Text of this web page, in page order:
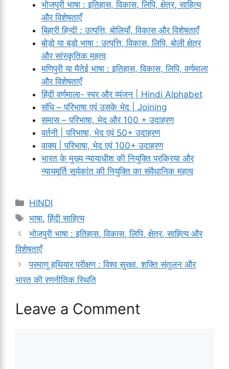
भोजपुरी भाषा : इतिहास, विकास, लिपि, क्षेत्र, साहित्य
और विशेषताएँ
बिहारी हिन्दी : उत्पत्ति, बोलियाँ, विकास और विशेषताएँ
बोड़ो या बड़ो भाषा : उत्पत्ति, विकास, लिपि, बोली क्षेत्र
और सांस्कृतिक महत्व
मणिपुरी या मैतेई भाषा : इतिहास, विकास, लिपि, वर्णमाला
और विशेषताएँ
हिंदी वर्णमाला- स्वर और व्यंजन | Hindi Alphabet
संधि – परिभाषा एवं उसके भेद | Joining
समास – परिभाषा, भेद और 100 + उदाहरण
वर्तनी | परिभाषा, भेद एवं 50+ उदाहरण
वाक्य | परिभाषा, भेद एवं 100+ उदाहरण
भारत के मुख्य न्यायाधीश की नियुक्ति प्रक्रिया और
न्यायमूर्ति सूर्यकांत की नियुक्ति का संवैधानिक महत्व
Categories
HINDI
Tags
भाषा,हिंदी साहित्य
भोजपुरी भाषा : इतिहास, विकास, लिपि, क्षेत्र, साहित्य और
विशेषताएँ
परमाणु हथियार परीक्षण : विश्व सुरक्षा, शक्ति संतुलन और
भारत की रणनीतिक स्थिति
Leave a Comment